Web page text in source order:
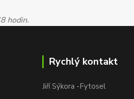
hodin.
Rychlý kontakt
Jiří Sýkora -Fytosel